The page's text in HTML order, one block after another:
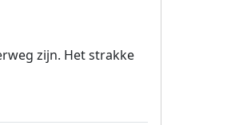
zijn. Het strakke